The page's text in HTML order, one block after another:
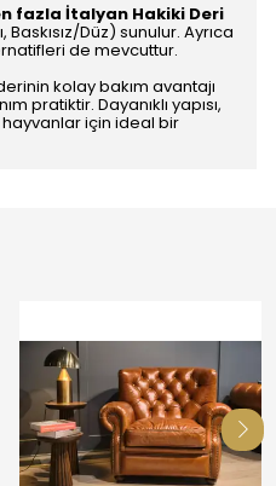
fazla İtalyan Hakiki Deri
Baskısız/Düz) sunulur. Ayrıca
de mevcuttur.
kolay bakım avantajı
pratiktir. Dayanıklı yapısı,
için ideal bir